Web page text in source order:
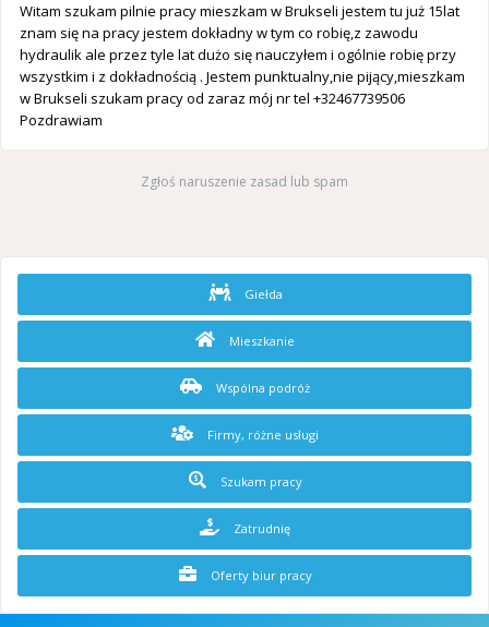
Witam szukam pilnie pracy mieszkam w Brukseli jestem tu już 15lat
znam się na pracy jestem dokładny w tym co robię,z zawodu
hydraulik ale przez tyle lat dużo się nauczyłem i ogólnie robię przy
wszystkim i z dokładnością . Jestem punktualny,nie pijący,mieszkam
w Brukseli szukam pracy od zaraz mój nr tel +32467739506
Pozdrawiam
Zgłoś naruszenie zasad lub spam
Giełda
Mieszkanie
Wspólna podróż
Firmy, różne usługi
Szukam pracy
Zatrudnię
Oferty biur pracy